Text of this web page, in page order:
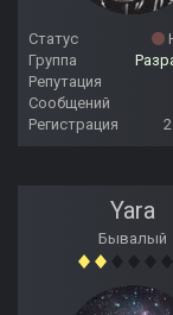
Статус
Группа
Репутация
Сообщений
Регистрация
Yara
Бывалый